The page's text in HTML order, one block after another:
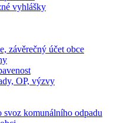
vyhlášky
závěrečný účet obce
OP, výzvy
svoz komunálního odpadu